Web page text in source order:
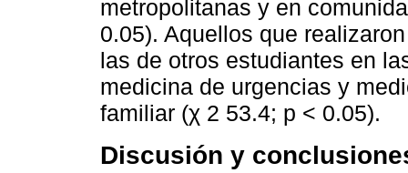
metropolitanas y en
0.05). Aquellos que
las de otros estudiantes en
medicina de urgencias y
familiar (χ 2 53.4; p < 0.05).
Discusión y